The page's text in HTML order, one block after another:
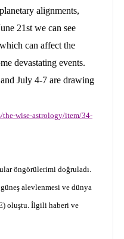
alignments,
21st we can see
can affect the
devastating events.
July 4-7 are drawing
the-wise-astrology/item/34-
öngörülerimi doğruladı.
alevlenmesi ve dünya
oluştu. İlgili haberi ve